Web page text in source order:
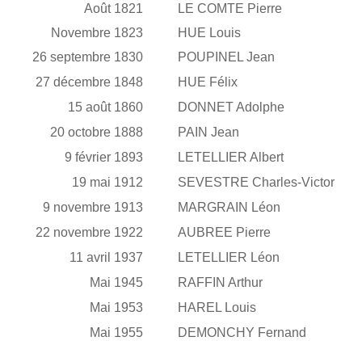
Août 1821
LE COMTE Pierre
Novembre 1823
HUE Louis
26 septembre 1830
POUPINEL Jean
27 décembre 1848
HUE Félix
15 août 1860
DONNET Adolphe
20 octobre 1888
PAIN Jean
9 février 1893
LETELLIER Albert
19 mai 1912
SEVESTRE Charles-Victor
9 novembre 1913
MARGRAIN Léon
22 novembre 1922
AUBREE Pierre
11 avril 1937
LETELLIER Léon
Mai 1945
RAFFIN Arthur
Mai 1953
HAREL Louis
Mai 1955
DEMONCHY Fernand